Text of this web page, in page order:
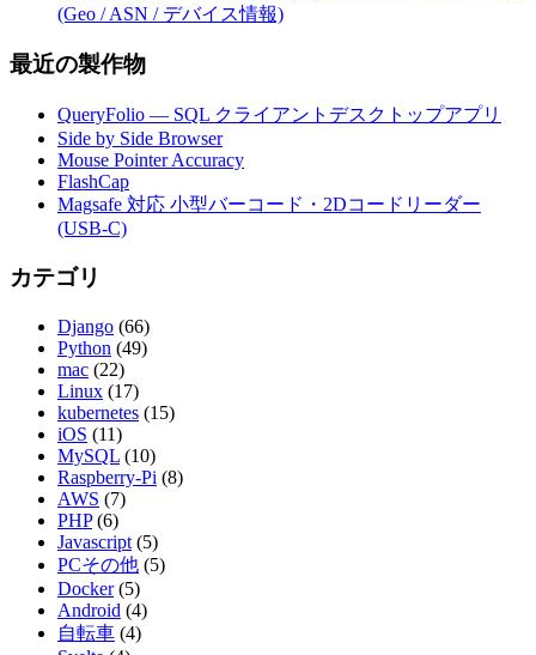
(Geo / ASN / デバイス情報)
最近の製作物
QueryFolio — SQL クライアントデスクトップアプリ
Side by Side Browser
Mouse Pointer Accuracy
FlashCap
Magsafe 対応 小型バーコード・2Dコードリーダー
(USB-C)
カテゴリ
Django (66)
Python (49)
mac (22)
Linux (17)
kubernetes (15)
iOS (11)
MySQL (10)
Raspberry-Pi (8)
AWS (7)
PHP (6)
Javascript (5)
PCその他 (5)
Docker (5)
Android (4)
自転車 (4)